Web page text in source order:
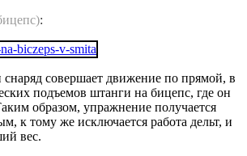
:
совершает движение по прямой, в
подъемов штанги на бицепс, где он
образом, упражнение получается
к тому же исключается работа дельт, и
вес.